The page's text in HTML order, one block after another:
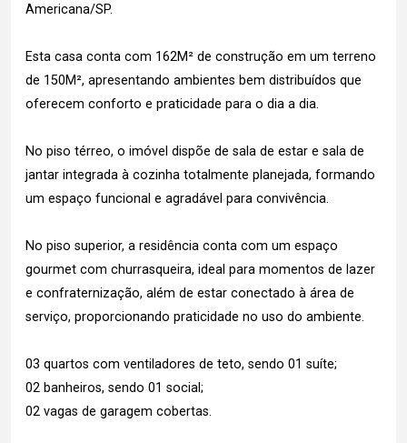
Americana/SP.
Esta casa conta com 162M² de construção em um terreno
de 150M², apresentando ambientes bem distribuídos que
oferecem conforto e praticidade para o dia a dia.
No piso térreo, o imóvel dispõe de sala de estar e sala de
jantar integrada à cozinha totalmente planejada, formando
um espaço funcional e agradável para convivência.
No piso superior, a residência conta com um espaço
gourmet com churrasqueira, ideal para momentos de lazer
e confraternização, além de estar conectado à área de
serviço, proporcionando praticidade no uso do ambiente.
03 quartos com ventiladores de teto, sendo 01 suíte;
02 banheiros, sendo 01 social;
02 vagas de garagem cobertas.